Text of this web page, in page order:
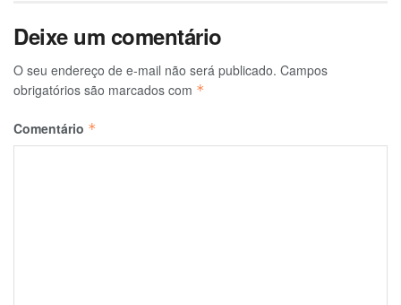
Deixe um comentário
O seu endereço de e-mail não será publicado. Campos
obrigatórios são marcados com *
Comentário *